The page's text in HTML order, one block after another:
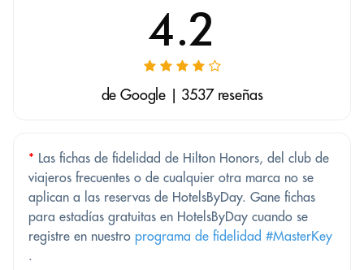
4.2
de Google | 3537 reseñas
* Las fichas de fidelidad de Hilton Honors, del club de
viajeros frecuentes o de cualquier otra marca no se
aplican a las reservas de HotelsByDay. Gane fichas
para estadías gratuitas en HotelsByDay cuando se
registre en nuestro programa de fidelidad #MasterKey
.